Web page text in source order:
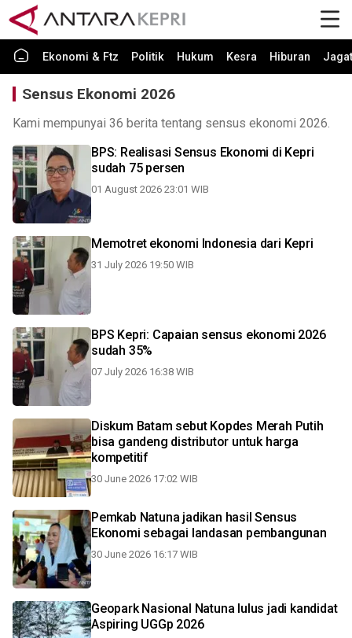
Ekonomi & Ftz Politik Hukum Kesra Hiburan Jagat
Sensus Ekonomi 2026
Kami mempunyai 36 berita tentang sensus ekonomi 2026.
BPS: Realisasi Sensus Ekonomi di Kepri
sudah 75 persen
01 August 2026 23:01 WIB
Memotret ekonomi Indonesia dari Kepri
31 July 2026 19:50 WIB
BPS Kepri: Capaian sensus ekonomi 2026
sudah 35%
07 July 2026 16:38 WIB
Diskum Batam sebut Kopdes Merah Putih
bisa gandeng distributor untuk harga
kompetitif
30 June 2026 17:02 WIB
Pemkab Natuna jadikan hasil Sensus
Ekonomi sebagai landasan pembangunan
30 June 2026 16:17 WIB
Geopark Nasional Natuna lulus jadi kandidat
Aspiring UGGp 2026